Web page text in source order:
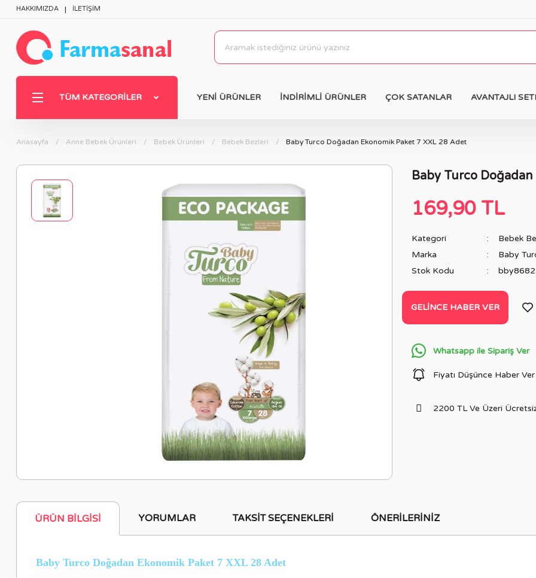
HAKKIMIZDA İLETİŞİM
TÜM KATEGORILER YENİ ÜRÜNLER İNDİRİMLİ ÜRÜNLER ÇOK SATANLAR AVANTAJLI
Anasayfa Anne Bebek Ürünleri Bebek Ürünleri Bebek Bezleri Baby Turco Doğadan Ekonomik Paket 7 XXL 28 Adet
Baby Turco
169,90 TL
Kategori
Bebek
Marka
Baby
Stok Kodu
GELINCE HABER VER
Whatsapp ile Sipariş Ver
Fiyatı Düşünce Haber Ver
2200 TL Ve Üzeri
ÜRÜN BILGISI YORUMLAR TAKSIT SEÇENEKLERI ÖNERILERINIZ
Baby Turco Doğadan Ekonomik Paket 7 XXL 28 Adet